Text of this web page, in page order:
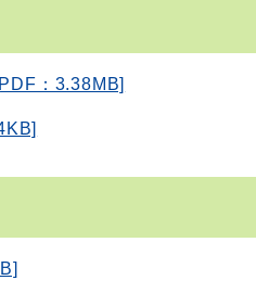
：3.38MB]